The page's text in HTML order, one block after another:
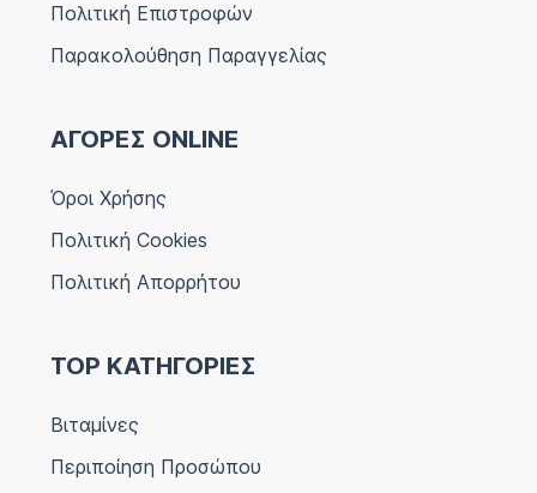
Πολιτική Επιστροφών
Παρακολούθηση Παραγγελίας
ΑΓΟΡΕΣ ONLINE
Όροι Χρήσης
Πολιτική Cookies
Πολιτική Απορρήτου
TOP ΚΑΤΗΓΟΡΙΕΣ
Βιταμίνες
Περιποίηση Προσώπου